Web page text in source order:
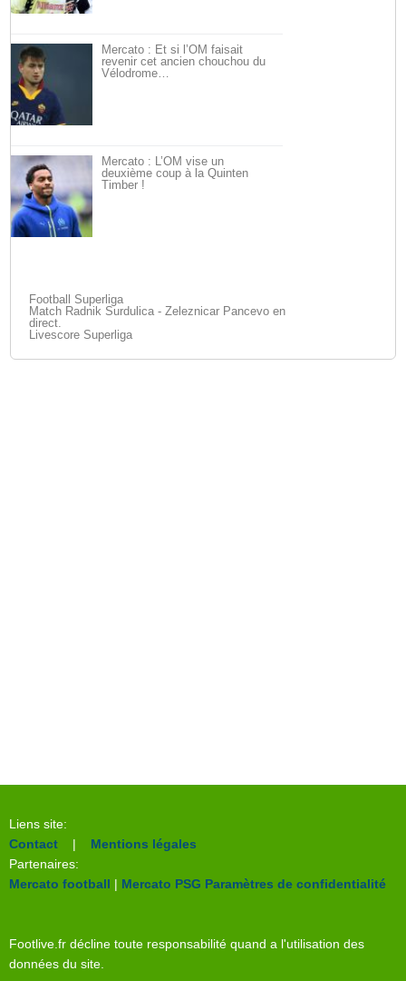
Mercato : Et si l’OM faisait
revenir cet ancien chouchou du
Vélodrome…
Mercato : L’OM vise un
deuxième coup à la Quinten
Timber !
Football Superliga
Match Radnik Surdulica - Zeleznicar Pancevo en
direct.
Livescore Superliga
Liens site:
Contact | Mentions légales
Partenaires:
Mercato football | Mercato PSG Paramètres de confidentialité
Footlive.fr décline toute responsabilité quand a l'utilisation des
données du site.